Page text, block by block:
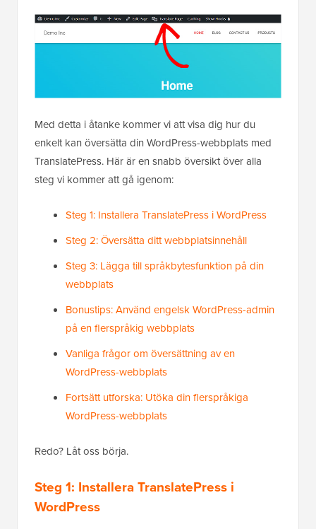
Med detta i åtanke kommer vi att visa dig hur du
enkelt kan översätta din WordPress-webbplats med
TranslatePress. Här är en snabb översikt över alla
steg vi kommer att gå igenom:
Steg 1: Installera TranslatePress i WordPress
Steg 2: Översätta ditt webbplatsinnehåll
Steg 3: Lägga till språkbytesfunktion på din
webbplats
Bonustips: Använd engelsk WordPress-admin
på en flerspråkig webbplats
Vanliga frågor om översättning av en
WordPress-webbplats
Fortsätt utforska: Utöka din flerspråkiga
WordPress-webbplats
Redo? Låt oss börja.
Steg 1: Installera TranslatePress i
WordPress